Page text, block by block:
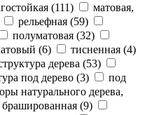
(111)
матовая,
рельефная (59)
полуматовая (32)
(6) тисненная (4)
дерева (53)
под дерево (3)
под
натурального дерева,
брашированная (9)